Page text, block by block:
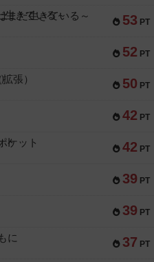
53 PT
だ生きている～
52 PT
50 PT
張）
42 PT
42 PT
ケット
39 PT
39 PT
37 PT
に